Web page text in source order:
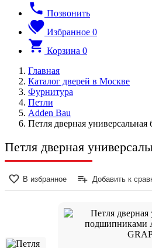
Позвонить
Избранное 0
Корзина 0
Главная
Каталог дверей в Москве
Фурнитура
Петли
Adden Bau
Петля дверная
Петля дверная
В избранное Добавить к